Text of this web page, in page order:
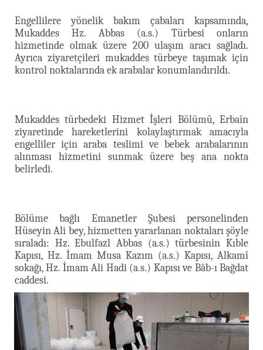
Engellilere yönelik bakım çabaları kapsamında,
Mukaddes Hz. Abbas (a.s.) Türbesi onların
hizmetinde olmak üzere 200 ulaşım aracı sağladı.
Ayrıca ziyaretçileri mukaddes türbeye taşımak için
kontrol noktalarında ek arabalar konumlandırıldı.
Mukaddes türbedeki Hizmet İşleri Bölümü, Erbaîn
ziyaretinde hareketlerini kolaylaştırmak amacıyla
engelliler için araba teslimi ve bebek arabalarının
alınması hizmetini sunmak üzere beş ana nokta
belirledi.
Bölüme bağlı Emanetler Şubesi personelinden
Hüseyin Ali bey, hizmetten yararlanan noktaları şöyle
sıraladı: Hz. Ebulfazl Abbas (a.s.) türbesinin Kıble
Kapısı, Hz. İmam Musa Kazım (a.s.) Kapısı, Alkamî
sokağı, Hz. İmam Ali Hadi (a.s.) Kapısı ve Bâb-ı Bağdat
caddesi.